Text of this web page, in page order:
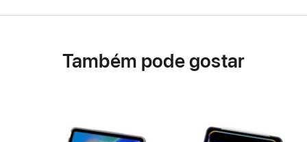
Também pode gostar